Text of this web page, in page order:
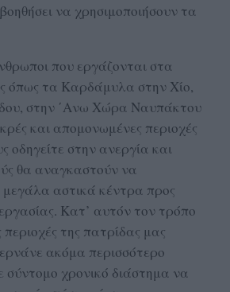
να χρησιμοποιήσουν τα
που εργάζονται στα
όπως τα Καρδάμυλα στην Χίο,
στην ΄Ανω Χώρα Ναυπάκτου
και απομονωμένες περιοχές
οδηγείτε στην ανεργία και
θα αναγκαστούν να
μεγάλα αστικά κέντρα προς
Κατ’ αυτόν τον τρόπο
της πατρίδας μας
ακόμα περισσότερο
σύντομο χρονικό διάστημα να